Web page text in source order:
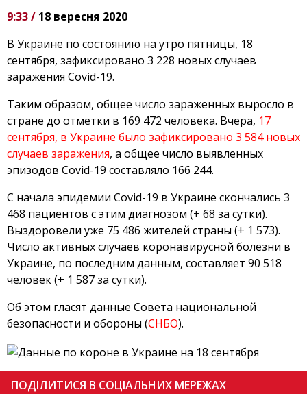
9:33 / 18 вересня 2020
В Украине по состоянию на утро пятницы, 18
сентября, зафиксировано 3 228 новых случаев
заражения Covid-19.
Таким образом, общее число зараженных выросло в
стране до отметки в 169 472 человека. Вчера, 17
сентября, в Украине было зафиксировано 3 584 новых
случаев заражения, а общее число выявленных
эпизодов Covid-19 составляло 166 244.
С начала эпидемии Covid-19 в Украине скончались 3
468 пациентов с этим диагнозом (+ 68 за сутки).
Выздоровели уже 75 486 жителей страны (+ 1 573).
Число активных случаев коронавирусной болезни в
Украине, по последним данным, составляет 90 518
человек (+ 1 587 за сутки).
Об этом гласят данные Совета национальной
безопасности и обороны (СНБО).
ПОДІЛИТИСЯ В СОЦІАЛЬНИХ МЕРЕЖАХ